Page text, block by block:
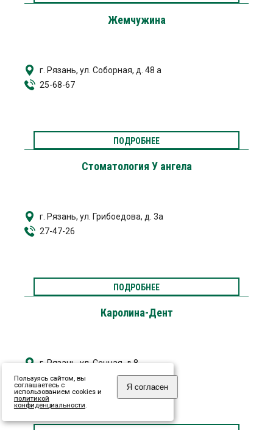
Жемчужина
г. Рязань, ул. Соборная, д. 48 а
25-68-67
ПОДРОБНЕЕ
Стоматология У ангела
г. Рязань, ул. Грибоедова, д. 3а
27-47-26
ПОДРОБНЕЕ
Каролина-Дент
г. Рязань, ул. Сенная, д.8
25-60-31
Пользуясь сайтом, вы
соглашаетесь с
использованием cookies и
политикой
конфиденциальности.
Я согласен